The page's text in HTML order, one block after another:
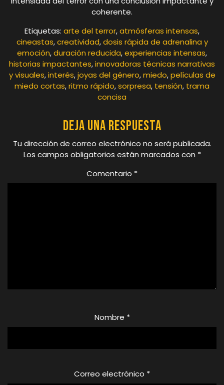
coherente.
Etiquetas: arte del terror,atmósferas intensas,
cineastas,creatividad,dosis rápida de adrenalina y
emoción,duración reducida,experiencias intensas,
historias impactantes,innovadoras técnicas narrativas
y visuales,interés,joyas del género,miedo,películas de
miedo cortas,ritmo rápido,sorpresa, tensión, trama
concisa
Deja una respuesta
Tu dirección de correo electrónico no será publicada.
Los campos obligatorios están marcados con *
Comentario *
Nombre *
Correo electrónico *